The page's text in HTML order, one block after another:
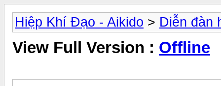
Hiệp Khí Đạo - Aikido > Diễn đàn
View Full Version : Offline